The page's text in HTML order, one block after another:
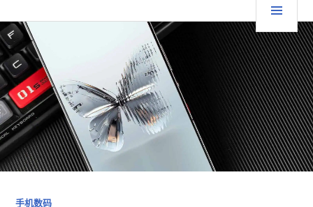
至
内
容
TGFC LIFESTYLE
菜
单
手机数码